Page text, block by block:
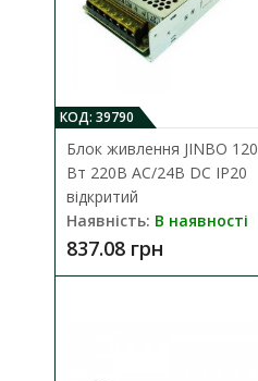
КОД: 39790
Блок живлення JINBO 120
Вт 220В AC/24В DC IP20
відкритий
Наявність: В наявності
837.08 грн